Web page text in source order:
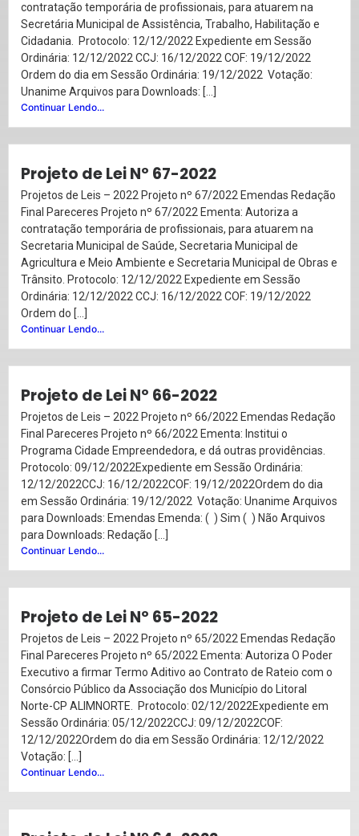
contratação temporária de profissionais, para atuarem na
Secretária Municipal de Assistência, Trabalho, Habilitação e
Cidadania. Protocolo: 12/12/2022 Expediente em Sessão
Ordinária: 12/12/2022 CCJ: 16/12/2022 COF: 19/12/2022
Ordem do dia em Sessão Ordinária: 19/12/2022 Votação:
Unanime Arquivos para Downloads: […]
Continuar Lendo...
Projeto de Lei Nº 67-2022
Projetos de Leis – 2022 Projeto nº 67/2022 Emendas Redação
Final Pareceres Projeto nº 67/2022 Ementa: Autoriza a
contratação temporária de profissionais, para atuarem na
Secretaria Municipal de Saúde, Secretaria Municipal de
Agricultura e Meio Ambiente e Secretaria Municipal de Obras e
Trânsito. Protocolo: 12/12/2022 Expediente em Sessão
Ordinária: 12/12/2022 CCJ: 16/12/2022 COF: 19/12/2022
Ordem do […]
Continuar Lendo...
Projeto de Lei Nº 66-2022
Projetos de Leis – 2022 Projeto nº 66/2022 Emendas Redação
Final Pareceres Projeto nº 66/2022 Ementa: Institui o
Programa Cidade Empreendedora, e dá outras providências.
Protocolo: 09/12/2022Expediente em Sessão Ordinária:
12/12/2022CCJ: 16/12/2022COF: 19/12/2022Ordem do dia
em Sessão Ordinária: 19/12/2022 Votação: Unanime Arquivos
para Downloads: Emendas Emenda: ( ) Sim ( ) Não Arquivos
para Downloads: Redação […]
Continuar Lendo...
Projeto de Lei Nº 65-2022
Projetos de Leis – 2022 Projeto nº 65/2022 Emendas Redação
Final Pareceres Projeto nº 65/2022 Ementa: Autoriza O Poder
Executivo a firmar Termo Aditivo ao Contrato de Rateio com o
Consórcio Público da Associação dos Município do Litoral
Norte-CP ALIMNORTE. Protocolo: 02/12/2022Expediente em
Sessão Ordinária: 05/12/2022CCJ: 09/12/2022COF:
12/12/2022Ordem do dia em Sessão Ordinária: 12/12/2022
Votação: […]
Continuar Lendo...